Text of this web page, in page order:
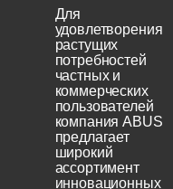
Для
удовлетворения
растущих
потребностей
частных и
коммерческих
пользователей
компания ABUS
предлагает
широкий
ассортимент
инновационных